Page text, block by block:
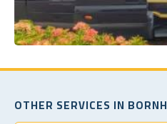
OTHER SERVICES IN